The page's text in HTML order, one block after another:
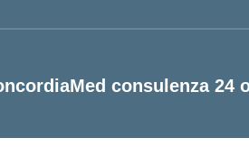
consulenza 24